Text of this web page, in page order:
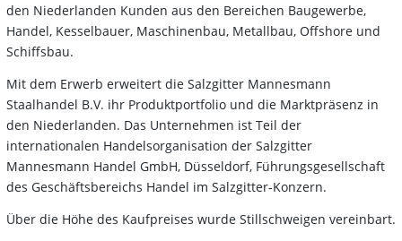
den Niederlanden Kunden aus den Bereichen Baugewerbe,
Handel, Kesselbauer, Maschinenbau, Metallbau, Offshore und
Schiffsbau.
Mit dem Erwerb erweitert die Salzgitter Mannesmann
Staalhandel B.V. ihr Produktportfolio und die Marktpräsenz in
den Niederlanden. Das Unternehmen ist Teil der
internationalen Handelsorganisation der Salzgitter
Mannesmann Handel GmbH, Düsseldorf, Führungsgesellschaft
des Geschäftsbereichs Handel im Salzgitter-Konzern.
Über die Höhe des Kaufpreises wurde Stillschweigen vereinbart.